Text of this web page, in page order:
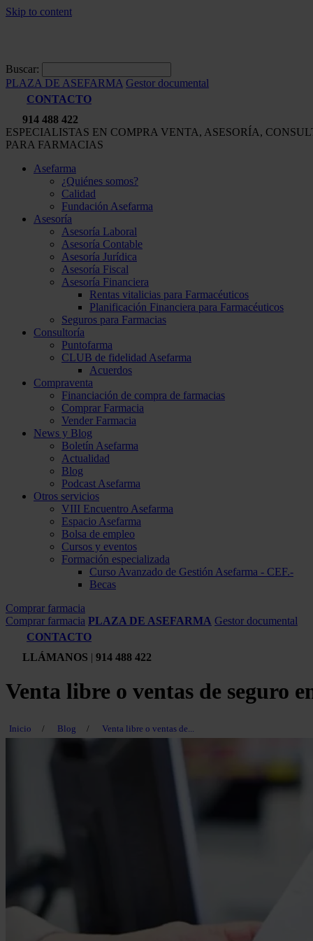
Skip to content
Buscar:
PLAZA DE ASEFARMA Gestor documental
CONTACTO
914 488 422
ESPECIALISTAS EN COMPRA VENTA, ASESORÍA,
PARA FARMACIAS
Asefarma
¿Quiénes somos?
Calidad
Fundación Asefarma
Asesoría
Asesoría Laboral
Asesoría Contable
Asesoría Jurídica
Asesoría Fiscal
Asesoría Financiera
Rentas vitalicias para Farmacéuticos
Planificación Financiera para Farmacéuticos
Seguros para Farmacias
Consultoría
Puntofarma
CLUB de fidelidad Asefarma
Acuerdos
Compraventa
Financiación de compra de farmacias
Comprar Farmacia
Vender Farmacia
News y Blog
Boletín Asefarma
Actualidad
Blog
Podcast Asefarma
Otros servicios
VIII Encuentro Asefarma
Espacio Asefarma
Bolsa de empleo
Cursos y eventos
Formación especializada
Curso Avanzado de Gestión Asefarma - CEF.-
Becas
Comprar farmacia
Comprar farmacia PLAZA DE ASEFARMA Gestor documental
CONTACTO
LLÁMANOS | 914 488 422
Venta libre o ventas de seguro
Inicio / Blog / Venta libre o ventas de...